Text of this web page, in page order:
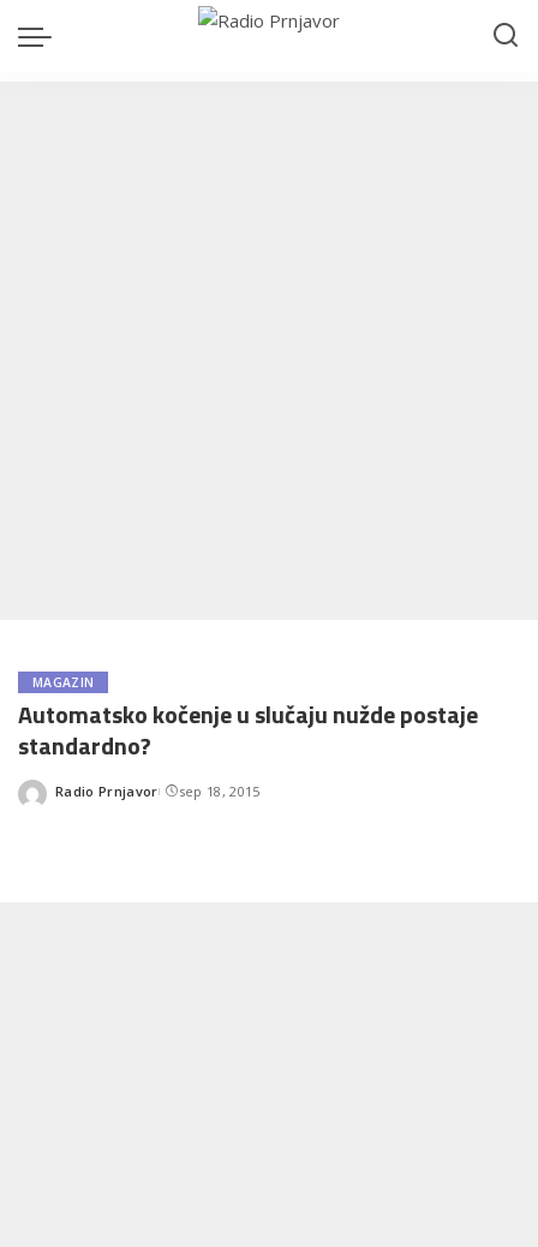
MAGAZIN
Automatsko kočenje u slučaju nužde postaje
standardno?
Posted
Radio Prnjavor sep 18, 2015